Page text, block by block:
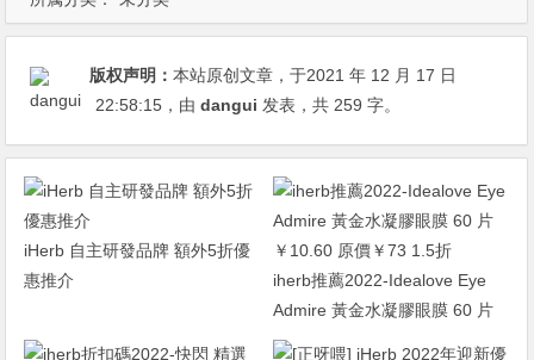
版权声明：本站原创文章，于2021 年 12 月 17 日
22:58:15 ，由dangui 发表，共 259 字。
iHerb 自主研發品牌 額外5折優
惠推介
iherb推薦2022-Idealove Eye
Admire 黃金水凝膠眼膜 60 片
￥10.60 原價￥73 1.5折